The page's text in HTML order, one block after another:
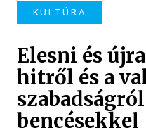
KULTÚRA
Elesni és
hitről és a
bencésekkel